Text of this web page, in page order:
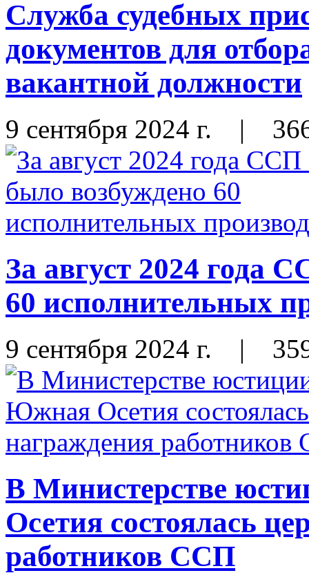
Служба судебных
документов для
вакантной должности
9 сентября 2024 г. |
За август 2024 года
60 исполнительных
9 сентября 2024 г. |
В Министерстве
Осетия состоялась
работников ССП